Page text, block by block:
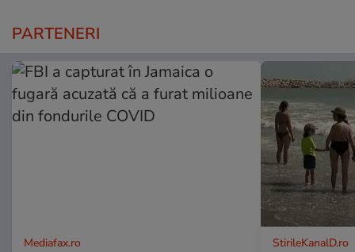
PARTENERI
Mediafax.ro StirileKanalD.ro